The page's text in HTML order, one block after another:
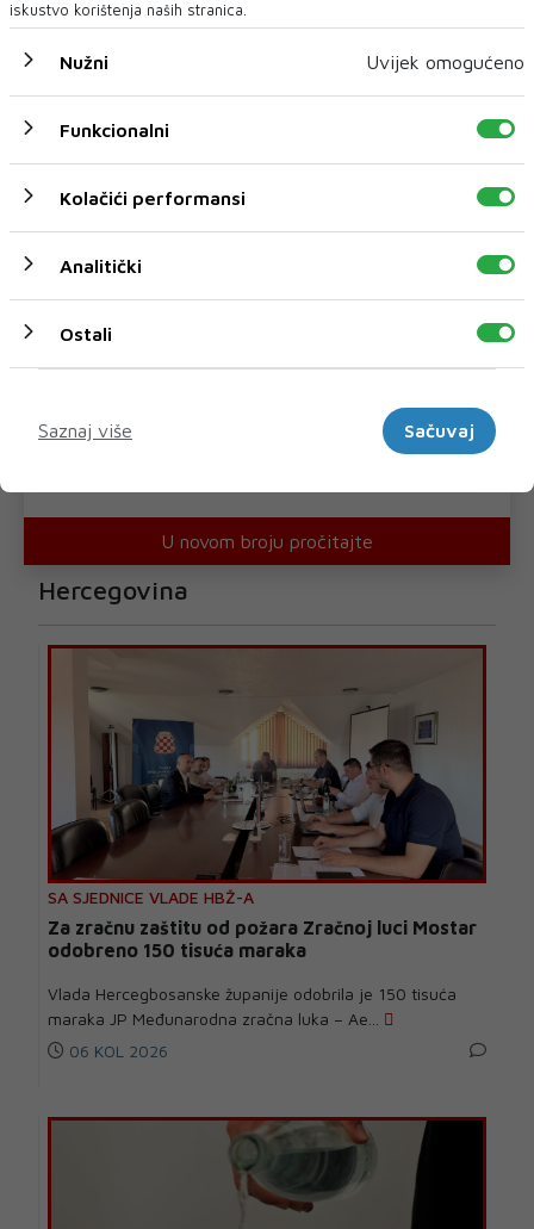
U novom broju pročitajte
Hercegovina
SA SJEDNICE VLADE HBŽ-A
Za zračnu zaštitu od požara Zračnoj luci Mostar
odobreno 150 tisuća maraka
Vlada Hercegbosanske županije odobrila je 150 tisuća
maraka JP Međunarodna zračna luka – Ae...
06 KOL 2026
iskustvo korištenja naših stranica.
Nužni Uvijek omogućeno
Funkcionalni
Kolačići performansi
Analitički
Ostali
Saznaj više
Sačuvaj